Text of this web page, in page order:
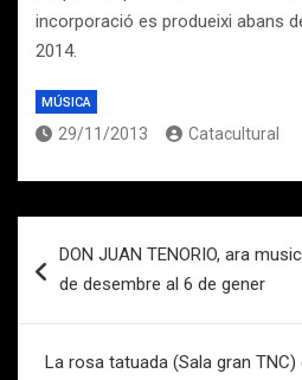
incorporació es produeixi abans
2014.
MÚSICA
29/11/2013 Catacultural
de
DON JUAN TENORIO, ara
de desembre al 6 de gener
La rosa tatuada (Sala gran